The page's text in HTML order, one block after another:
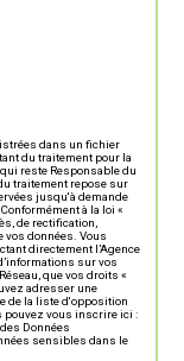
dans un fichier
du traitement pour la
reste Responsable du
traitement repose sur
jusqu'à demande
à la loi «
de rectification,
vos données. Vous
directement l’Agence
sur vos
que vos droits «
adresser une
de la liste d'opposition
pouvez vous inscrire ici :
Données
sensibles dans le